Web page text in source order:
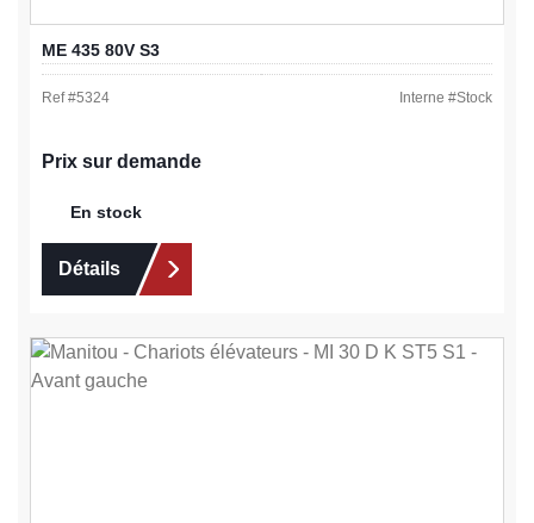
ME 435 80V S3
Ref #5324 Interne #Stock
Prix sur demande
En stock
Détails